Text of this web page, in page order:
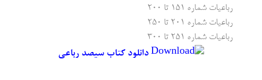
رباعیات شماره ۱۵۱ تا ۲۰۰
رباعیات شماره ۲۰۱ تا ۲۵۰
رباعیات شماره ۲۵۱ تا ۳۰۰
دانلود کتاب سیصد رباعی